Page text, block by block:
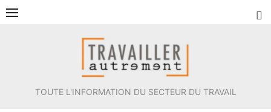
Aller
TOUTE L'INFORMATION DU SECTEUR DU TRAVAIL